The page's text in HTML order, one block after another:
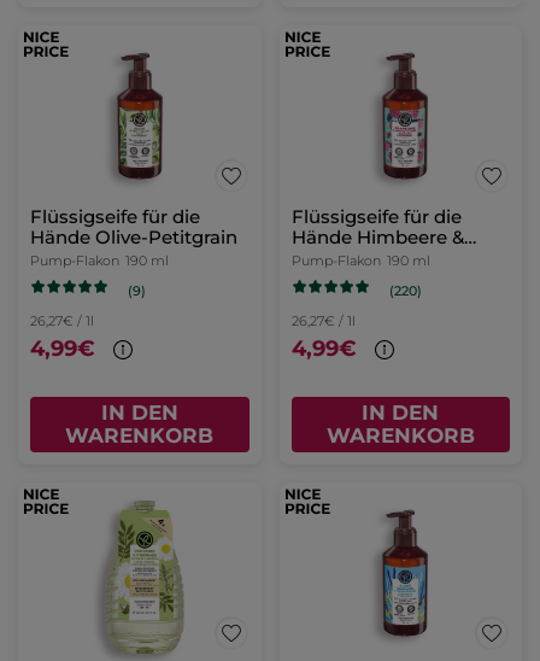
Flüssigseife für die
Hände Olive-Petitgrain
Pump-Flakon 190 ml
(9)
26,27€ / 1l
4,99€
IN DEN
WARENKORB
Flüssigseife für die
Hände Himbeere &
Pfefferminze
Pump-Flakon 190 ml
(220)
26,27€ / 1l
4,99€
IN DEN
WARENKORB